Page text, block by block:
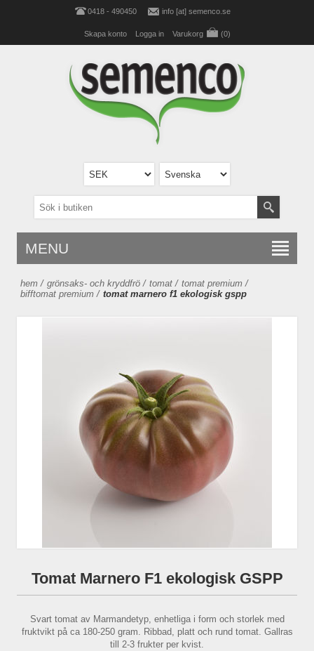
0418 - 490450 info [at] semenco.se
Skapa konto Logga in Varukorg (0)
MENU
hem / grönsaks- och kryddfrö / tomat / tomat premium /
bifftomat premium / tomat marnero f1 ekologisk gspp
Tomat Marnero F1 ekologisk GSPP
Svart tomat av Marmandetyp, enhetliga i form och storlek med
fruktvikt på ca 180-250 gram. Ribbad, platt och rund tomat. Gallras
till 2-3 frukter per kvist.